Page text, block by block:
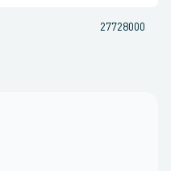
27728000